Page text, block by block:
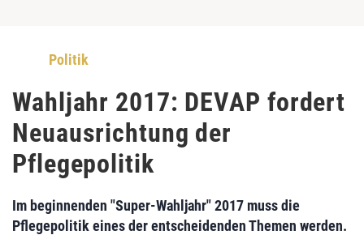
Politik
Wahljahr 2017: DEVAP fordert
Neuausrichtung der
Pflegepolitik
Im beginnenden "Super-Wahljahr" 2017 muss die
Pflegepolitik eines der entscheidenden Themen werden.